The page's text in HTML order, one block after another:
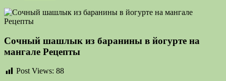
Сочный шашлык из баранины в йогурте на
мангале Рецепты
Post Views: 88